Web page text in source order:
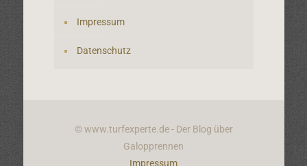
Impressum
Datenschutz
© www.turfexperte.de - Der Blog über
Galopprennen
Impressum